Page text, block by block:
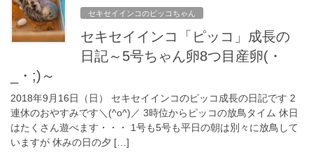
セキセイインコのピッコちゃん
セキセイインコ「ピッコ」成長の
日記～5号ちゃん卵8つ目産卵(・
_・;)～
2018年9月16日（日） セキセイインコのピッコ成長の日記です 2
連休のおやすみです＼(^o^)／ 3時位からピッコの放鳥タイム 休日
はたくさん遊べます・・・ 1号も5号も平日の朝は別々に放鳥して
いますが 休みの日の夕 […]